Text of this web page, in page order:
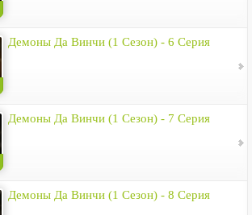
Демоны Да Винчи (1 Сезон) - 6 Серия
Демоны Да Винчи (1 Сезон) - 7 Серия
Демоны Да Винчи (1 Сезон) - 8 Серия